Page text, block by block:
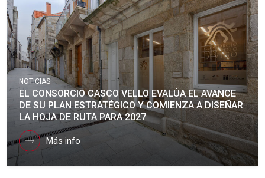
NOTICIAS
EL CONSORCIO CASCO VELLO EVALÚA EL AVANCE
DE SU PLAN ESTRATÉGICO Y COMIENZA A DISEÑAR
LA HOJA DE RUTA PARA 2027
Más info